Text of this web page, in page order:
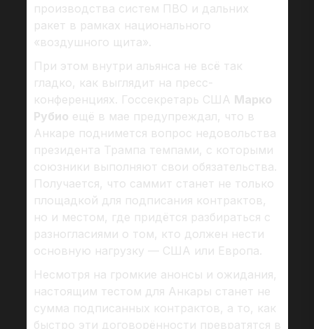
производства систем ПВО и дальних
ракет в рамках национального
«воздушного щита».
При этом внутри альянса не всё так
гладко, как выглядит на пресс-
конференциях. Госсекретарь США Марко
Рубио ещё в мае предупреждал, что в
Анкаре поднимется вопрос недовольства
президента Трампа темпами, с которыми
союзники выполняют свои обязательства.
Получается, что саммит станет не только
площадкой для подписания контрактов,
но и местом, где придётся разбираться с
разногласиями о том, кто должен нести
основную нагрузку — США или Европа.
Несмотря на громкие анонсы и ожидания,
настоящим тестом для Анкары станет не
сумма подписанных контрактов, а то, как
быстро эти договорённости превратятся в